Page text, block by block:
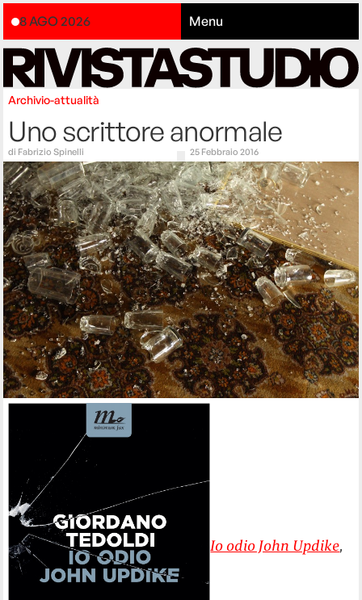
8 AGO 2026 Menu
Archivio-attualità
Uno scrittore anormale
di Fabrizio Spinelli 25 Febbraio 2016
Io odio John Updike,